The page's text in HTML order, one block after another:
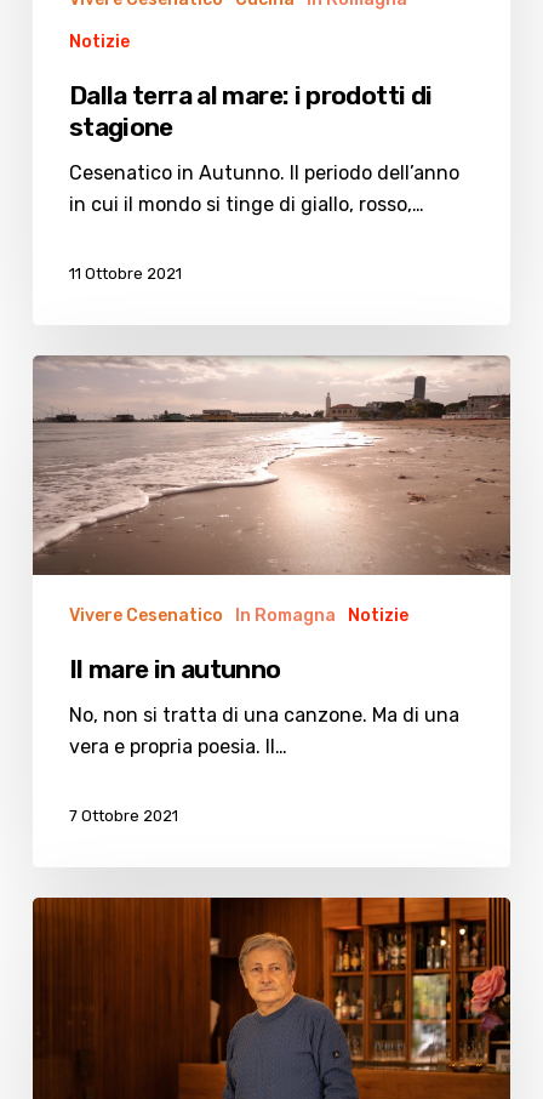
Notizie
Dalla terra al mare: i prodotti di
stagione
Cesenatico in Autunno. Il periodo dell’anno
in cui il mondo si tinge di giallo, rosso,…
11 Ottobre 2021
Il
mare
in
autunno
Vivere Cesenatico In Romagna Notizie
Il mare in autunno
No, non si tratta di una canzone. Ma di una
vera e propria poesia. Il…
7 Ottobre 2021
Adac
programma